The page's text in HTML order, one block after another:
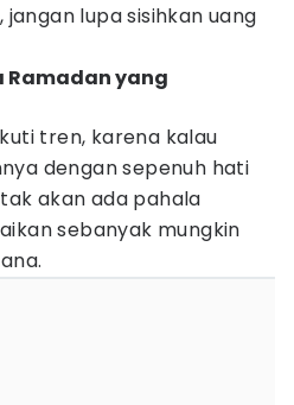
lupa sisihkan uang
Ramadan yang
tren, karena kalau
dengan sepenuh hati
akan ada pahala
sebanyak mungkin